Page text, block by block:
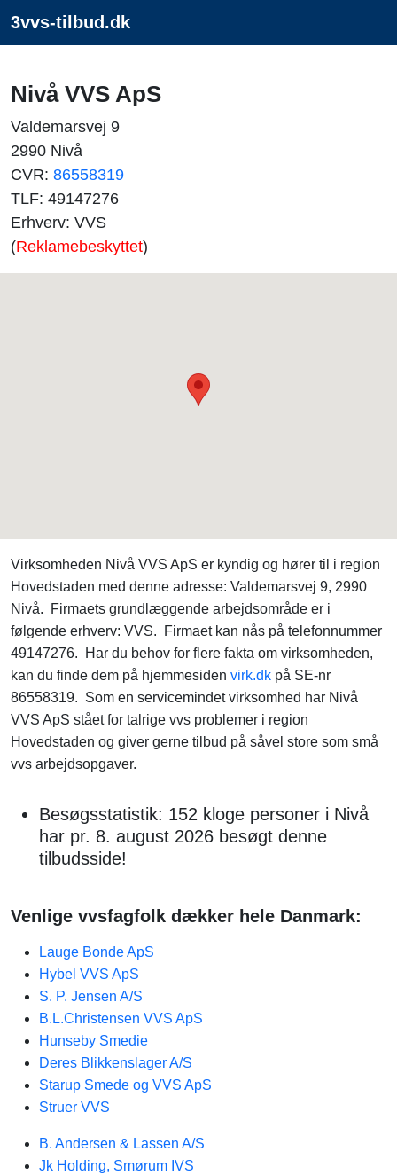
3vvs-tilbud.dk
Nivå VVS ApS
Valdemarsvej 9
2990 Nivå
CVR: 86558319
TLF: 49147276
Erhverv: VVS
(Reklamebeskyttet)
Virksomheden Nivå VVS ApS er kyndig og hører til i region
Hovedstaden med denne adresse: Valdemarsvej 9, 2990
Nivå. Firmaets grundlæggende arbejdsområde er i
følgende erhverv: VVS. Firmaet kan nås på telefonnummer
49147276. Har du behov for flere fakta om virksomheden,
kan du finde dem på hjemmesiden virk.dk på SE-nr
86558319. Som en servicemindet virksomhed har Nivå
VVS ApS stået for talrige vvs problemer i region
Hovedstaden og giver gerne tilbud på såvel store som små
vvs arbejdsopgaver.
Besøgsstatistik: 152 kloge personer i Nivå
har pr. 8. august 2026 besøgt denne
tilbudsside!
Venlige vvsfagfolk dækker hele Danmark:
Lauge Bonde ApS
Hybel VVS ApS
S. P. Jensen A/S
B.L.Christensen VVS ApS
Hunseby Smedie
Deres Blikkenslager A/S
Starup Smede og VVS ApS
Struer VVS
B. Andersen & Lassen A/S
Jk Holding, Smørum IVS